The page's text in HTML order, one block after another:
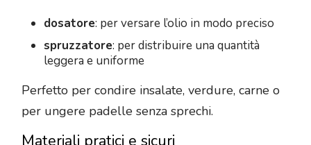
dosatore: per versare l’olio in modo preciso
spruzzatore: per distribuire una quantità
leggera e uniforme
Perfetto per condire insalate, verdure, carne o
per ungere padelle senza sprechi.
Materiali pratici e sicuri